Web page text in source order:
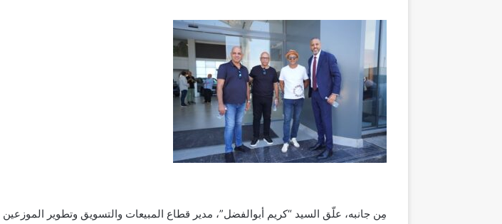
مِن جانبه، علّق السيد “كريم أبوالفضل”، مدير قطاع المبيعات والتسويق وتطوير الموزعين